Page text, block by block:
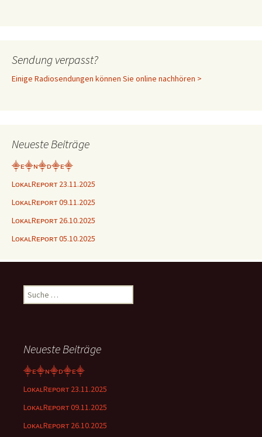
Sendung verpasst?
Einige Radiosendungen können Sie online nachhören >
Neueste Beiträge
⸎ᴇ⸎ɴ⸎ᴅ⸎ᴇ⸎
LᴏᴋᴀʟRᴇᴘᴏʀᴛ 23.11.2025
LᴏᴋᴀʟRᴇᴘᴏʀᴛ 09.11.2025
LᴏᴋᴀʟRᴇᴘᴏʀᴛ 26.10.2025
LᴏᴋᴀʟRᴇᴘᴏʀᴛ 05.10.2025
Suche
nach:
Neueste Beiträge
⸎ᴇ⸎ɴ⸎ᴅ⸎ᴇ⸎
LᴏᴋᴀʟRᴇᴘᴏʀᴛ 23.11.2025
LᴏᴋᴀʟRᴇᴘᴏʀᴛ 09.11.2025
LᴏᴋᴀʟRᴇᴘᴏʀᴛ 26.10.2025